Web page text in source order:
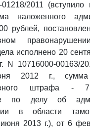
01218/2011
наложенного
рублей,
исполнено 20
N 10716000-00163/
2012 г., сумма
штрафа -
по делу об
в области
2013 г.), от 6